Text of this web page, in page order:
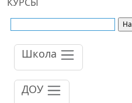
Школа
ДОУ